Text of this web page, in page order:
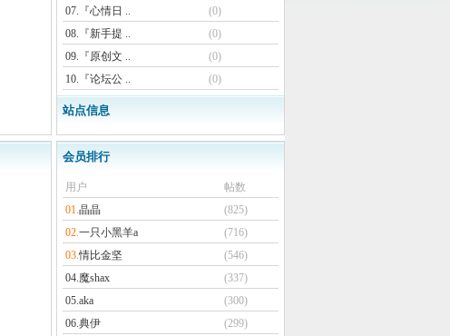
07. 『心情日 ..
(0)
08. 『新手提 ..
(0)
09. 『原创文 ..
(0)
10. 『论坛公 .. (0)
站点信息
会员排行
用户
帖数
01.晶晶
(825)
02.一只小黑羊a
(716)
03.情比金坚
(546)
04.魔shax
(337)
05.aka
(300)
06.典伊
(299)